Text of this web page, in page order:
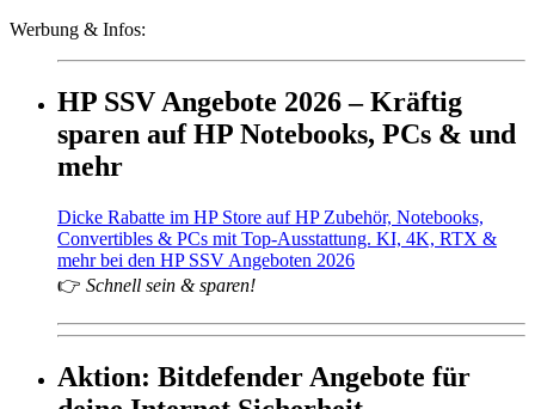
Werbung & Infos:
HP SSV Angebote 2026 – Kräftig
sparen auf HP Notebooks, PCs & und
mehr
Dicke Rabatte im HP Store auf HP Zubehör, Notebooks,
Convertibles & PCs mit Top-Ausstattung. KI, 4K, RTX &
mehr bei den HP SSV Angeboten 2026
👉 Schnell sein & sparen!
Aktion: Bitdefender Angebote für